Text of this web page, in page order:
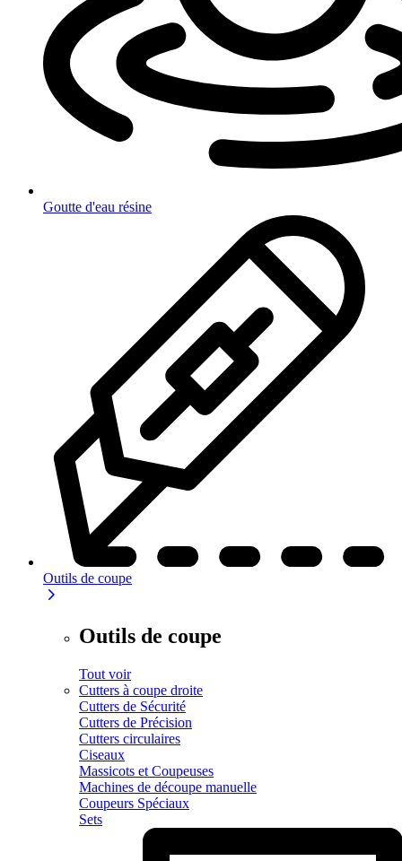
Goutte d'eau résine
Outils de coupe
Outils de coupe
Tout voir
Cutters à coupe droite
Cutters de Sécurité
Cutters de Précision
Cutters circulaires
Ciseaux
Massicots et Coupeuses
Machines de découpe manuelle
Coupeurs Spéciaux
Sets